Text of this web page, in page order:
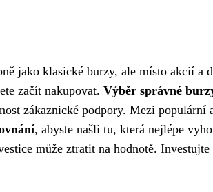
jako klasické burzy, ale místo akcií a
začít nakupovat. Výběr správné
zákaznické podpory. Mezi populární
, abyste našli tu, která nejlépe
může ztratit na hodnotě.